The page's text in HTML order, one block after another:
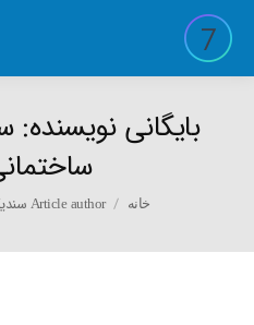
بایگانی نویسنده:
You are here:
خانه Article author سندیکای شرکتهای ساختمانی ایران